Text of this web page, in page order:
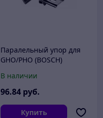
Паралельный упор для
GHO/PHO (BOSCH)
В наличии
96.84 руб.
Купить